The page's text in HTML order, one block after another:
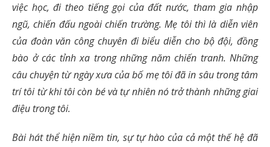
việc học, đi theo tiếng gọi của đất nước, tham gia nhập
ngũ, chiến đấu ngoài chiến trường. Mẹ tôi thì là diễn viên
của đoàn văn công chuyên đi biểu diễn cho bộ đội, đồng
bào ở các tỉnh xa trong những năm chiến tranh. Những
câu chuyện từ ngày xưa của bố mẹ tôi đã in sâu trong tâm
trí tôi từ khi tôi còn bé và tự nhiên nó trở thành những giai
điệu trong tôi.
Bài hát thể hiện niềm tin, sự tự hào của cả một thế hệ đã